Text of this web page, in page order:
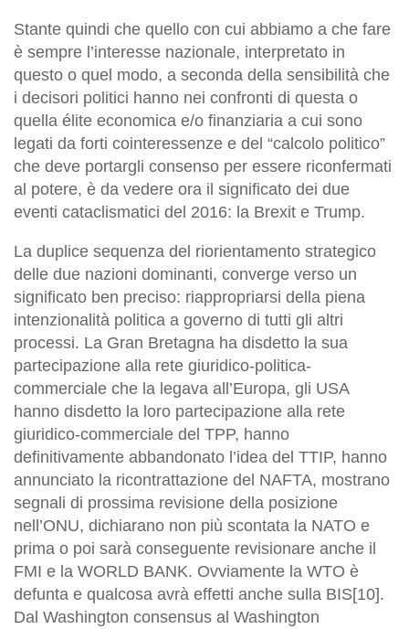
Stante quindi che quello con cui abbiamo a che fare
è sempre l’interesse nazionale, interpretato in
questo o quel modo, a seconda della sensibilità che
i decisori politici hanno nei confronti di questa o
quella élite economica e/o finanziaria a cui sono
legati da forti cointeressenze e del “calcolo politico”
che deve portargli consenso per essere riconfermati
al potere, è da vedere ora il significato dei due
eventi cataclismatici del 2016: la Brexit e Trump.
La duplice sequenza del riorientamento strategico
delle due nazioni dominanti, converge verso un
significato ben preciso: riappropriarsi della piena
intenzionalità politica a governo di tutti gli altri
processi. La Gran Bretagna ha disdetto la sua
partecipazione alla rete giuridico-politica-
commerciale che la legava all’Europa, gli USA
hanno disdetto la loro partecipazione alla rete
giuridico-commerciale del TPP, hanno
definitivamente abbandonato l’idea del TTIP, hanno
annunciato la ricontrattazione del NAFTA, mostrano
segnali di prossima revisione della posizione
nell’ONU, dichiarano non più scontata la NATO e
prima o poi sarà conseguente revisionare anche il
FMI e la WORLD BANK. Ovviamente la WTO è
defunta e qualcosa avrà effetti anche sulla BIS[10].
Dal Washington consensus al Washington